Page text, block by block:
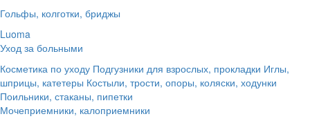
Гольфы, колготки, бриджы
Luoma
Уход за больными
Косметика по уходу Подгузники для взрослых, прокладки Иглы,
шприцы, катетеры Костыли, трости, опоры, коляски, ходунки
Поильники, стаканы, пипетки
Мочеприемники, калоприемники